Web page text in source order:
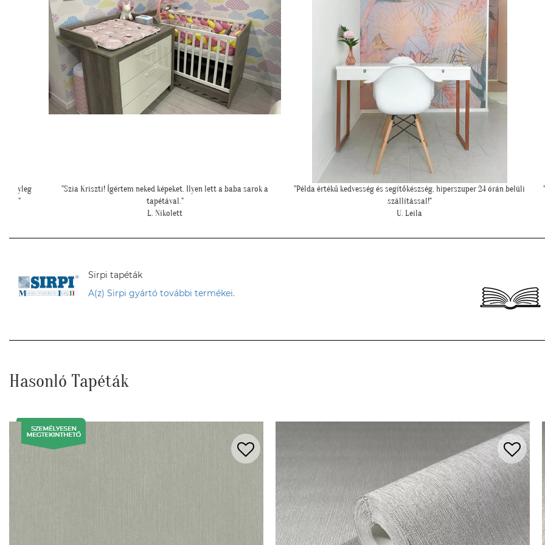
a
"Példa értékű kedvesség és segítőkészség, hiperszuper 24 órán belüli
szállítással!"
U. Leila
""Nagyon köszönjük a telefonos segítséget a tapéta felrakásához,
először tapétáztunk, és nagyon szép lett az eredmény!""
N. Brigitta
Sirpi tapéták
A(z) Sirpi gyártó további termékei.
Hasonló Tapéták